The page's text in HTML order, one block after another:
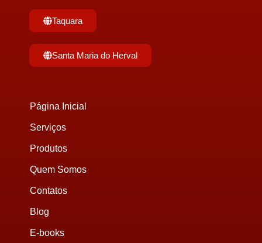
Taquara
Santa Maria do Herval
Página Inicial
Serviços
Produtos
Quem Somos
Contatos
Blog
E-books